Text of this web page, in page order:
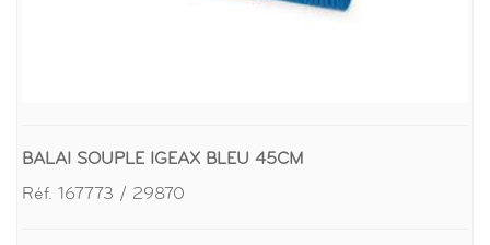
BALAI SOUPLE IGEAX BLEU 45CM
Réf. 167773 / 29870